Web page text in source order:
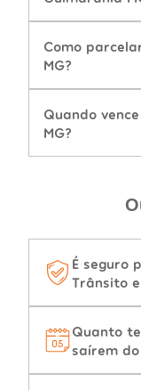
Como
MG?
Quando
MG?
É seguro
Trânsito
Quanto
saírem do